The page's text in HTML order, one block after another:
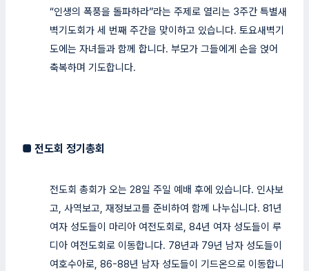
“인생의 폭풍을 돌파하라”라는 주제로 열리는 3주간 특별새
벽기도회가 세 번째 주간을 맞이하고 있습니다. 토요새벽기
도에는 자녀들과 함께 합니다. 부모가 그들에게 손을 얹어
축복하며 기도합니다.
■ 전도회 정기총회
전도회 총회가 오는 28일 주일 예배 후에 있습니다. 인사보
고, 사역보고, 재정보고를 준비하여 함께 나누십니다. 81년
여자 성도들이 마리아 여전도회로, 84년 여자 성도들이 루
디아 여전도회로 이동합니다. 78년과 79년 남자 성도들이
여호수아로, 86-88년 남자 성도들이 기드온으로 이동합니